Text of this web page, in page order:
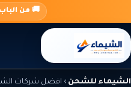
المحتوى
🚚 من
الشيماء للشحن › افضل شركات